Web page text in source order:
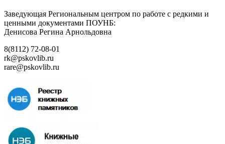
Заведующая Региональным центром по работе с редкими и
ценными документами ПОУНБ:
Денисова Регина Арнольдовна
8(8112) 72-08-01
rk@pskovlib.ru
rare@pskovlib.ru